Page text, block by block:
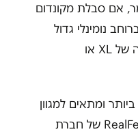
אם סבלת מקונדום
נומינלי גדול
יותר, לפני שתרוץ לקנות חבילה של XL או
ומתאים למגוון
הרב ביותר של א.נשים הוא RealFeel של חברת